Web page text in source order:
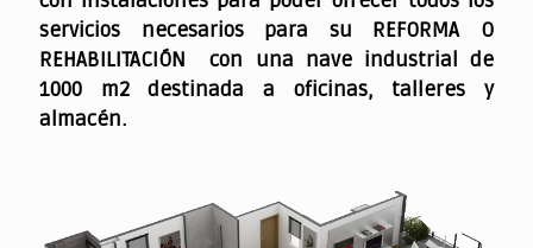
servicios necesarios para su REFORMA O
REHABILITACIÓN con una nave industrial de
1000 m2 destinada a oficinas, talleres y
almacén.